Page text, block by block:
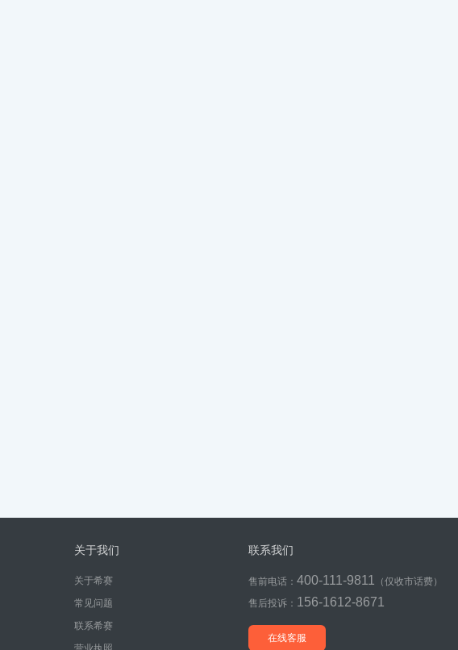
关于我们
关于希赛
常见问题
联系希赛
联系我们
售前电话： 400-111-9811
（仅收市话费）
售后投诉： 156-1612-8671
在线客服